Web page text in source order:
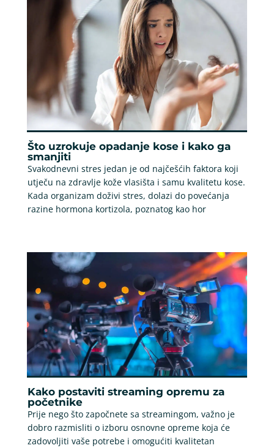
Što uzrokuje opadanje kose i kako ga
smanjiti
Svakodnevni stres jedan je od najčešćih faktora koji
utječu na zdravlje kože vlasišta i samu kvalitetu kose.
Kada organizam doživi stres, dolazi do povećanja
razine hormona kortizola, poznatog kao hor
Kako postaviti streaming opremu za
početnike
Prije nego što započnete sa streamingom, važno je
dobro razmisliti o izboru osnovne opreme koja će
zadovoljiti vaše potrebe i omogućiti kvalitetan